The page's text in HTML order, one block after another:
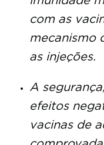
com as
mecanismo
as injeções.
A
efeitos
vacinas de